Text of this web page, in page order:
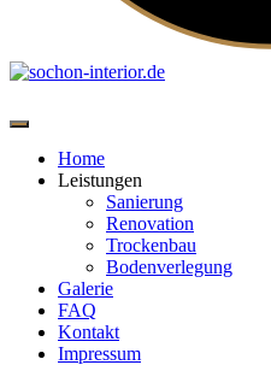
Home
Leistungen
Sanierung
Renovation
Trockenbau
Bodenverlegung
Galerie
FAQ
Kontakt
Impressum